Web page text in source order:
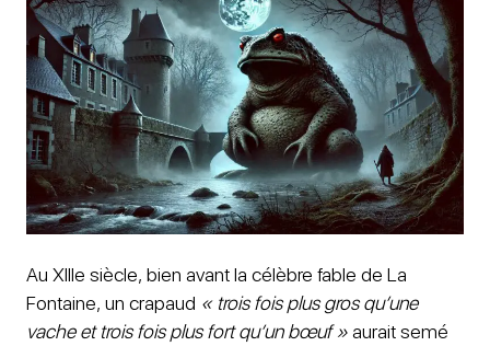
Au XIIIe siècle, bien avant la célèbre fable de La
Fontaine, un crapaud « trois fois plus gros qu’une
vache et trois fois plus fort qu’un bœuf »aurait semé